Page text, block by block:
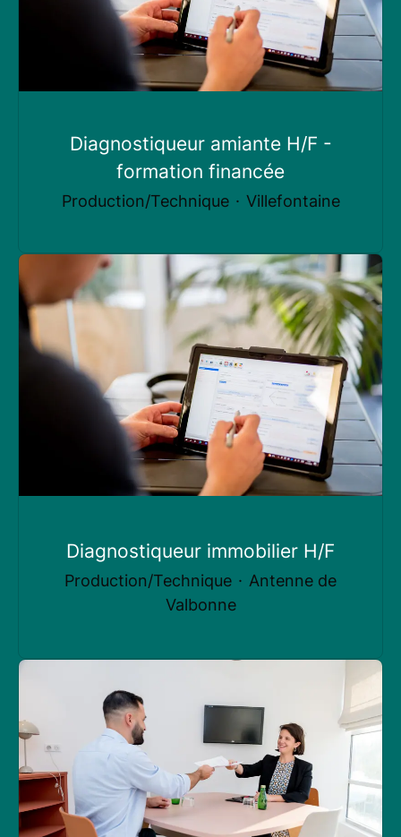
Diagnostiqueur amiante H/F -
formation financée
Production/Technique · Villefontaine
Diagnostiqueur immobilier H/F
Production/Technique · Antenne de
Valbonne